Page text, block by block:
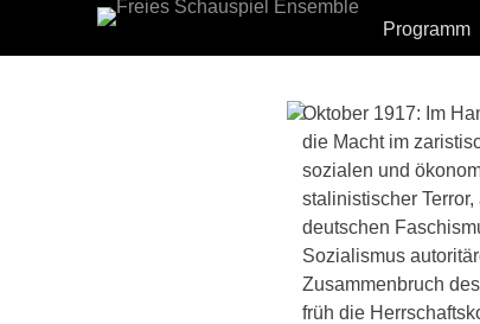
Erstes Menü
Zum
Programm
Oktober 1917: Im
die Macht im
sozialen und
stalinistischer
deutschen
Sozialismus
Zusammenbruch
früh die